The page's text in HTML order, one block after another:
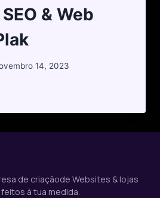
& Web
14, 2023
de criaçãode Websites & lojas
à tua medida.